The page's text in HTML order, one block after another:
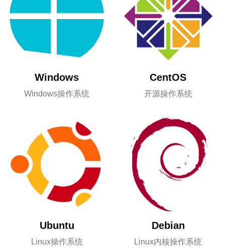
Windows
Windows操作系统
CentOS
开源操作系统
Ubuntu
Linux操作系统
Debian
Linux内核操作系统